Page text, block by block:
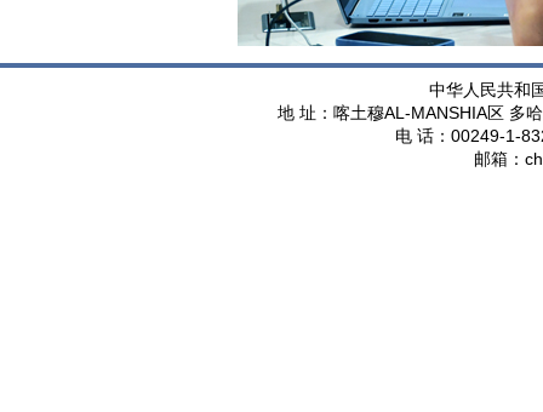
中华人民共和
地 址：喀土穆AL-MANSHIA区 多
电 话： 00249-1-
邮箱：